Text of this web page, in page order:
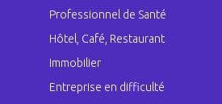
Professionnel de Santé
Hôtel, Café, Restaurant
Immobilier
Entreprise en difficulté